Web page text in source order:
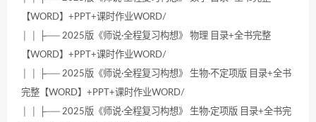
【WORD】+PPT+课时作业WORD/
│ │ ├── 2025版《师说·全程复习构想》 物理 目录+全书完整
【WORD】+PPT+课时作业WORD/
│ │ ├── 2025版《师说·全程复习构想》 生物·不定项版 目录+全书
完整【WORD】+PPT+课时作业WORD/
│ │ ├── 2025版《师说·全程复习构想》 生物·定项版 目录+全书完